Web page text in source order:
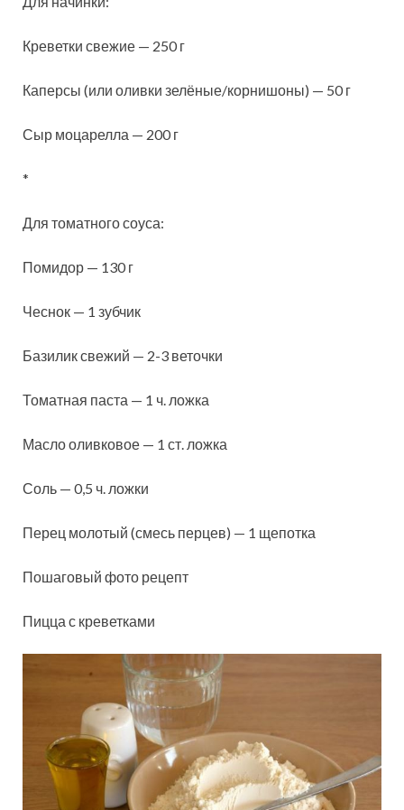
Креветки свежие — 250 г
Каперсы (или оливки зелёные/корнишоны) — 50 г
Сыр моцарелла — 200 г
*
Для томатного соуса:
Помидор — 130 г
Чеснок — 1 зубчик
Базилик свежий — 2-3 веточки
Томатная паста — 1 ч. ложка
Масло оливковое — 1 ст. ложка
Соль — 0,5 ч. ложки
Перец молотый (смесь перцев) — 1 щепотка
Пошаговый фото рецепт
Пицца с креветками